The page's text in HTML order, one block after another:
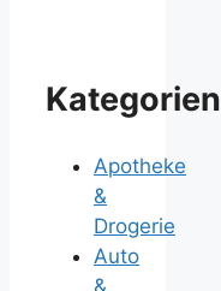
Kategorien
Apotheke
&
Drogerie
Auto
&